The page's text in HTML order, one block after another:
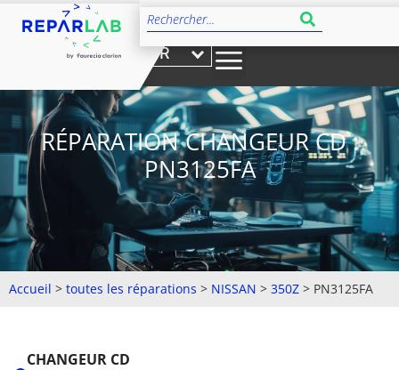
FR
RÉPARATION CHANGEUR CD :
PN3125FA
Accueil > toutes les réparations > NISSAN > 350Z > PN3125FA
CHANGEUR CD